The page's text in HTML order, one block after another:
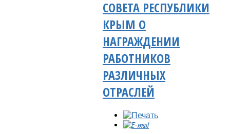
СОВЕТА РЕСПУБЛИКИ
КРЫМ О
НАГРАЖДЕНИИ
РАБОТНИКОВ
РАЗЛИЧНЫХ
ОТРАСЛЕЙ